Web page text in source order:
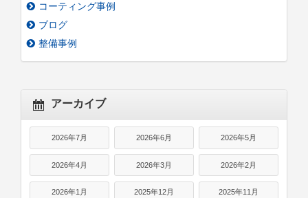
コーティング事例
ブログ
整備事例
アーカイブ
2026年7月 2026年6月 2026年5月
2026年4月 2026年3月 2026年2月
2026年1月 2025年12月 2025年11月